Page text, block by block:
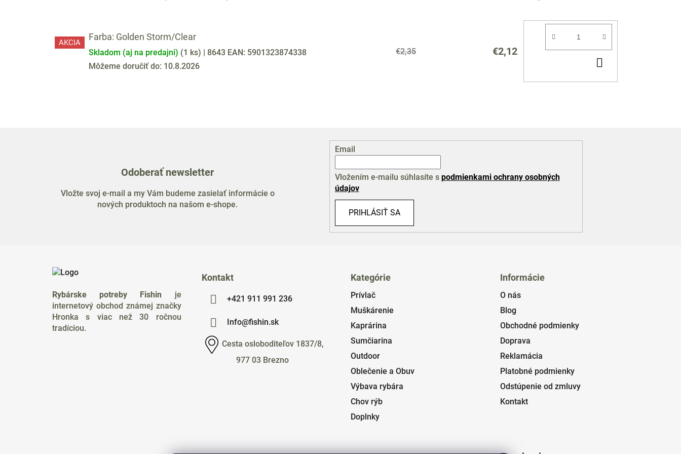
AKCIA
Farba: Golden Storm/Clear
Skladom (aj na predajni) (1 ks) | 8643 EAN: 5901323874338
Môžeme doručiť do: 10.8.2026
€2,35 €2,12
Odoberať newsletter
Vložte svoj e-mail a my Vám budeme zasielať informácie o
nových produktoch na našom e-shope.
Email
Vložením e-mailu súhlasíte s podmienkami ochrany osobných
údajov
PRIHLÁSIŤ SA
Rybárske potreby Fishin je
internetový obchod známej značky
Hronka s viac než 30 ročnou
tradíciou.
Kontakt
+421 911 991 236
Info@fishin.sk
Cesta osloboditeľov 1837/8,
977 03 Brezno
Kategórie
Prívlač
Muškárenie
Kaprárina
Sumčiarina
Outdoor
Oblečenie a Obuv
Výbava rybára
Chov rýb
Doplnky
Informácie
O nás
Blog
Obchodné podmienky
Doprava
Reklamácia
Platobné podmienky
Odstúpenie od zmluvy
Kontakt